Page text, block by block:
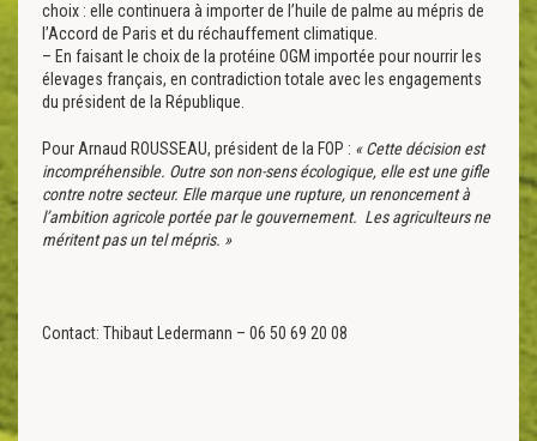
choix : elle continuera à importer de l’huile de palme au mépris de
l’Accord de Paris et du réchauffement climatique.
– En faisant le choix de la protéine OGM importée pour nourrir les
élevages français, en contradiction totale avec les engagements
du président de la République.
Pour Arnaud ROUSSEAU, président de la FOP : « Cette décision est
incompréhensible. Outre son non-sens écologique, elle est une gifle
contre notre secteur. Elle marque une rupture, un renoncement à
l’ambition agricole portée par le gouvernement. Les agriculteurs ne
méritent pas un tel mépris. »
Contact: Thibaut Ledermann – 06 50 69 20 08